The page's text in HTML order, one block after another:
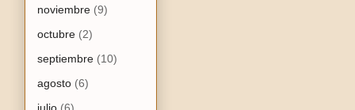
noviembre (9)
octubre (2)
septiembre (10)
agosto (6)
julio (6)